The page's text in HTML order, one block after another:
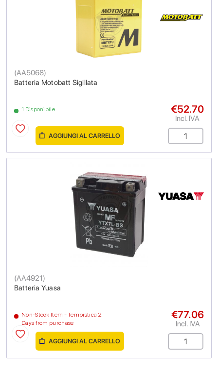
Batteria Motobatt Sigillata
(AA5068)
1 Disponibile €52.70
Incl. IVA
AGGIUNGI AL CARRELLO
Batteria Yuasa
(AA4921)
Non-Stock Item - Tempistica 2
Days from purchase
€77.06
Incl. IVA
AGGIUNGI AL CARRELLO